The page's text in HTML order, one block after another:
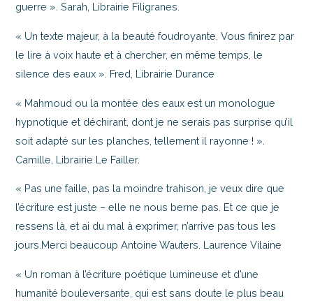
guerre ». Sarah, Librairie Filigranes.
« Un texte majeur, à la beauté foudroyante. Vous finirez par
le lire à voix haute et à chercher, en même temps, le
silence des eaux ». Fred, Librairie Durance
« Mahmoud ou la montée des eaux est un monologue
hypnotique et déchirant, dont je ne serais pas surprise qu’il
soit adapté sur les planches, tellement il rayonne ! ».
Camille, Librairie Le Failler.
« Pas une faille, pas la moindre trahison, je veux dire que
l’écriture est juste – elle ne nous berne pas. Et ce que je
ressens là, et ai du mal à exprimer, n’arrive pas tous les
jours.Merci beaucoup Antoine Wauters. Laurence Vilaine
« Un roman à l’écriture poétique lumineuse et d’une
humanité bouleversante, qui est sans doute le plus beau